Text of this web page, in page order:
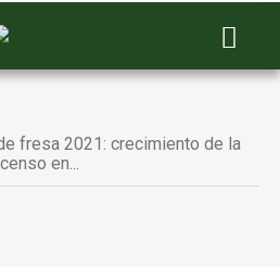
fresa 2021: crecimiento de la
en...